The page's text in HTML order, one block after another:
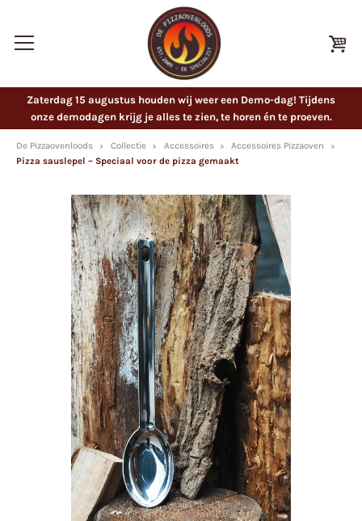
Zaterdag 15 augustus houden wij weer een Demo-dag! Tijdens
onze demodagen krijg je alles te zien, te horen én te proeven.
De Pizzaovenloods Collectie Accessoires
Accessoires Pizzaoven
Pizza sauslepel – Speciaal voor de pizza gemaakt